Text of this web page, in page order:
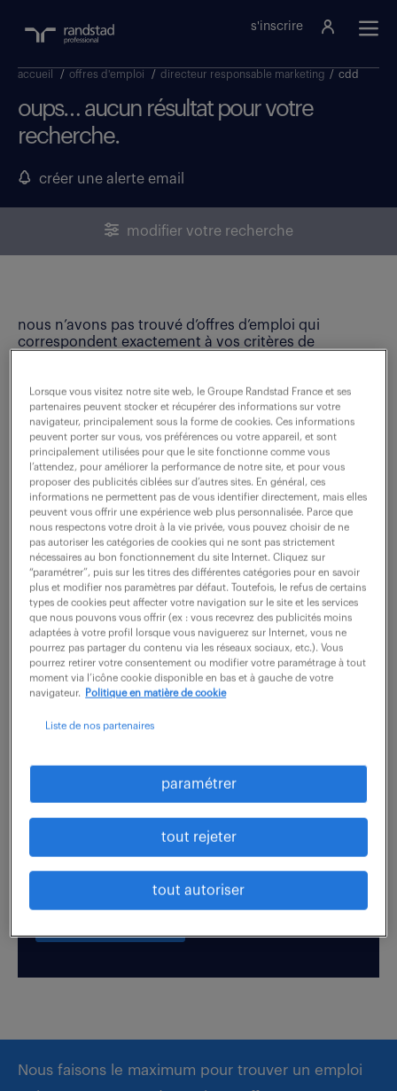
s'inscrire
accueil / offres d'emploi / directeur responsable marketing / cdd
oups… aucun résultat pour votre
recherche.
créer une alerte email
modifier votre recherche
nous n’avons pas trouvé d’offres d’emploi qui
correspondent exactement à vos critères de
ne ratez aucune
opportunité.
recevez chaque semaine par mail les offres qui
correspondent à votre dernière recherche.
créer une alerte
votre CV !
Boostez votre visibilité auprès de nos recruteurs
en postulant par candidature spontanée.
Nous faisons le maximum pour trouver un emploi
Lorsque vous visitez notre site web, le Groupe Randstad France et ses
partenaires peuvent stocker et récupérer des informations sur votre
navigateur, principalement sous la forme de cookies. Ces informations
peuvent porter sur vous, vos préférences ou votre appareil, et sont
principalement utilisées pour que le site fonctionne comme vous
l’attendez, pour améliorer la performance de notre site, et pour vous
proposer des publicités ciblées sur d’autres sites. En général, ces
informations ne permettent pas de vous identifier directement, mais elles
peuvent vous offrir une expérience web plus personnalisée. Parce que
nous respectons votre droit à la vie privée, vous pouvez choisir de ne
pas autoriser les catégories de cookies qui ne sont pas strictement
nécessaires au bon fonctionnement du site Internet. Cliquez sur
“paramétrer”, puis sur les titres des différentes catégories pour en savoir
plus et modifier nos paramètres par défaut. Toutefois, le refus de certains
types de cookies peut affecter votre navigation sur le site et les services
que nous pouvons vous offrir (ex : vous recevrez des publicités moins
adaptées à votre profil lorsque vous naviguerez sur Internet, vous ne
pourrez pas partager du contenu via les réseaux sociaux, etc.). Vous
pourrez retirer votre consentement ou modifier votre paramétrage à tout
moment via l’icône cookie disponible en bas et à gauche de votre
navigateur.
Politique en matière de cookie
Liste de nos partenaires
paramétrer
tout rejeter
tout autoriser